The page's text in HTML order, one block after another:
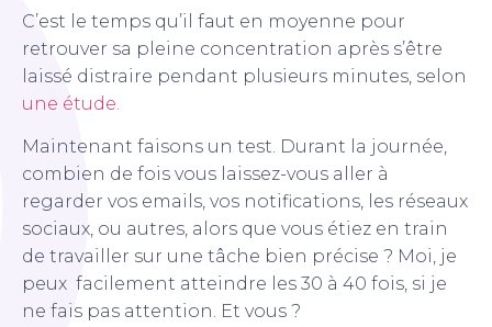
C’est le temps qu’il faut en moyenne pour
retrouver sa pleine concentration après s’être
laissé distraire pendant plusieurs minutes, selon
une étude.
Maintenant faisons un test. Durant la journée,
combien de fois vous laissez-vous aller à
regarder vos emails, vos notifications, les réseaux
sociaux, ou autres, alors que vous étiez en train
de travailler sur une tâche bien précise ? Moi, je
peux facilement atteindre les 30 à 40 fois, si je
ne fais pas attention. Et vous ?